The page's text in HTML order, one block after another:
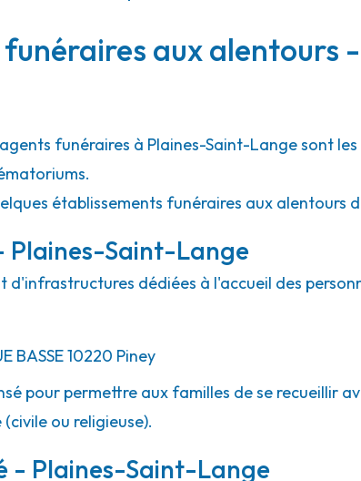
aux alentours
funéraires à Plaines-Saint-Lange sont
établissements funéraires aux alentours
Plaines-Saint-Lange
d'infrastructures dédiées à l'accueil des
BASSE10220 Piney
pour permettre aux familles de se recueillir
ou religieuse).
- Plaines-Saint-Lange